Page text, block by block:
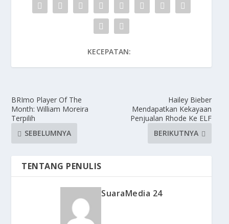
KECEPATAN:
BRImo Player Of The
Month: William Moreira
Terpilih
SEBELUMNYA
Hailey Bieber
Mendapatkan Kekayaan
Penjualan Rhode Ke ELF
BERIKUTNYA
TENTANG PENULIS
SuaraMedia 24